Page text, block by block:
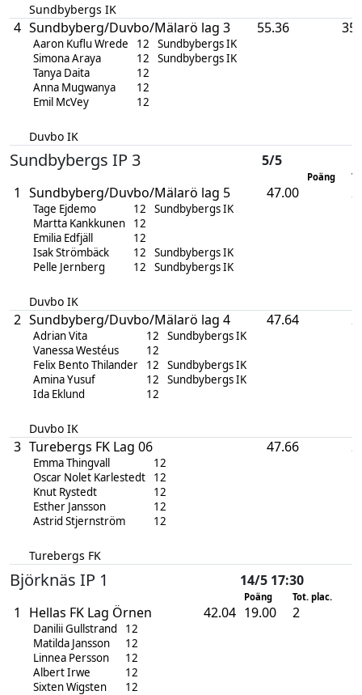
Sundbybergs IK
4 Sundbyberg/Duvbo/Mälarö lag 3
Aaron Kuflu Wrede 12
Sundbybergs IK
Simona Araya
12
Sundbybergs IK
Tanya Daita
12
Anna Mugwanya
12
Emil McVey
12
Duvbo IK
55.36 35
Sundbybergs IP 3 5/5
Poäng
1 Sundbyberg/Duvbo/Mälarö lag 5
Tage Ejdemo 12
Sundbybergs IK
Martta Kankkunen
12
Emilia Edfjäll
12
Isak Strömbäck
12
Sundbybergs IK
Pelle Jernberg
12 Sundbybergs IK
Duvbo IK
47.00
2 Sundbyberg/Duvbo/Mälarö lag 4
Adrian Vita 12
Sundbybergs IK
Vanessa Westéus
12
Felix Bento Thilander
12
Sundbybergs IK
Amina Yusuf
12
Sundbybergs IK
Ida Eklund
12
Duvbo IK
47.64
3 Turebergs FK Lag 06
Emma Thingvall
12
Oscar Nolet Karlestedt
12
Knut Rystedt
12
Esther Jansson
12
Astrid Stjernström
12
Turebergs FK
47.66
Björknäs IP 1 14/5 17:30
Poäng Tot. plac.
1 Hellas FK Lag Örnen
Danilii Gullstrand
12
Matilda Jansson
12
Linnea Persson
12
Albert Irwe
12
Sixten Wigsten
12
42.04 19.00 2